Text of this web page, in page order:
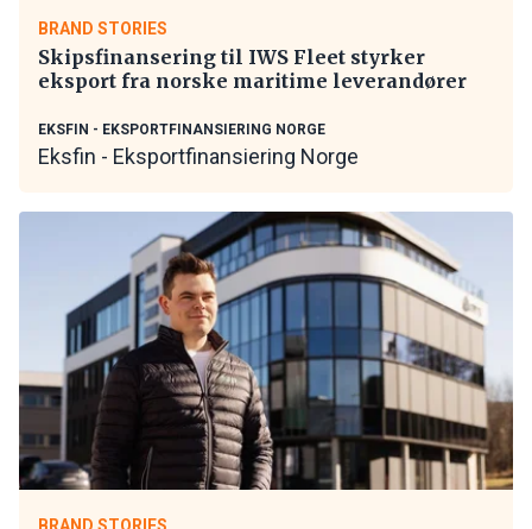
BRAND STORIES
Skipsfinansering til IWS Fleet styrker
eksport fra norske maritime leverandører
EKSFIN - EKSPORTFINANSIERING NORGE
Eksfin - Eksportfinansiering Norge
BRAND STORIES